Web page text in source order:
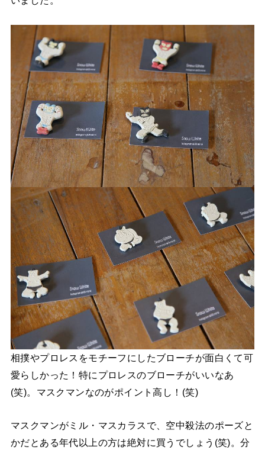
相撲やプロレスをモチーフにしたブローチが面白くて可
愛らしかった！特にプロレスのブローチがいいなあ
(笑)。マスクマンなのがポイント高し！(笑)
マスクマンがミル・マスカラスで、空中殺法のポーズと
かだとある年代以上の方は絶対に買うでしょう(笑)。分